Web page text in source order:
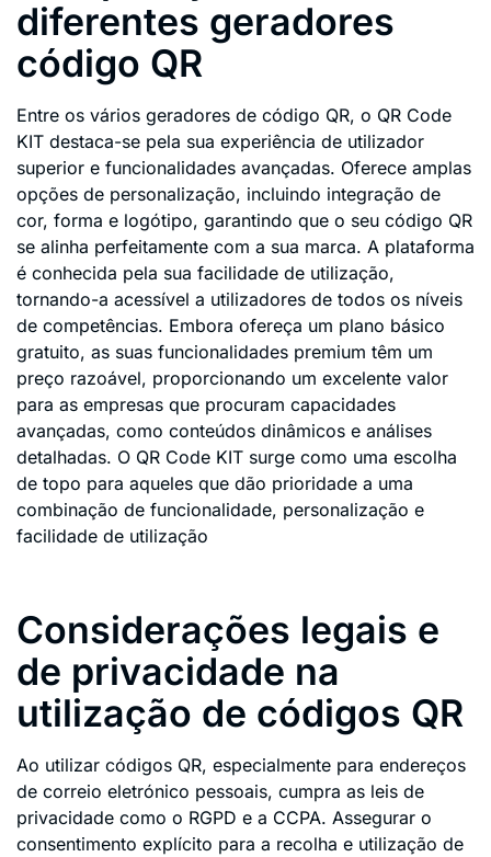
diferentes geradores
código QR
Entre os vários geradores de código QR, o QR Code
KIT destaca-se pela sua experiência de utilizador
superior e funcionalidades avançadas. Oferece amplas
opções de personalização, incluindo integração de
cor, forma e logótipo, garantindo que o seu código QR
se alinha perfeitamente com a sua marca. A plataforma
é conhecida pela sua facilidade de utilização,
tornando-a acessível a utilizadores de todos os níveis
de competências. Embora ofereça um plano básico
gratuito, as suas funcionalidades premium têm um
preço razoável, proporcionando um excelente valor
para as empresas que procuram capacidades
avançadas, como conteúdos dinâmicos e análises
detalhadas. O QR Code KIT surge como uma escolha
de topo para aqueles que dão prioridade a uma
combinação de funcionalidade, personalização e
facilidade de utilização
Considerações legais e
de privacidade na
utilização de códigos QR
Ao utilizar códigos QR, especialmente para endereços
de correio eletrónico pessoais, cumpra as leis de
privacidade como o RGPD e a CCPA. Assegurar o
consentimento explícito para a recolha e utilização de